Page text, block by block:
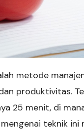
metode
produktivitas.
25 menit, di
teknik